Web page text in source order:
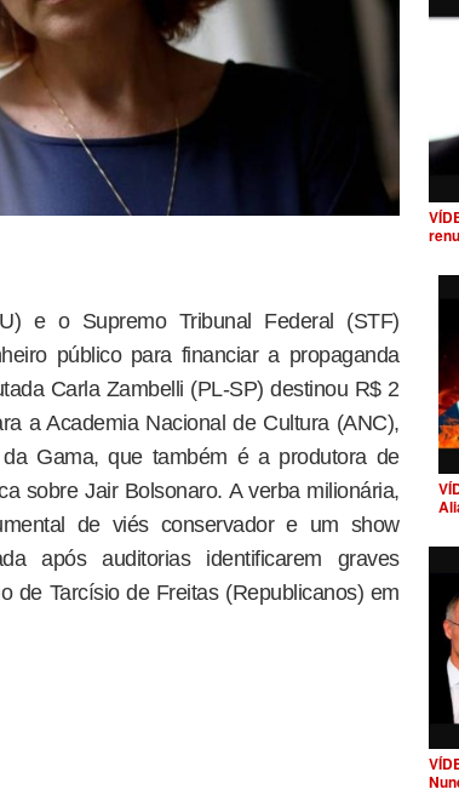
e o Supremo Tribunal Federal (STF)
público para financiar a propaganda
Carla Zambelli (PL-SP) destinou R$ 2
a Academia Nacional de Cultura (ANC),
Gama, que também é a produtora de
sobre Jair Bolsonaro. A verba milionária,
de viés conservador e um show
após auditorias identificarem graves
de Tarcísio de Freitas (Republicanos) em